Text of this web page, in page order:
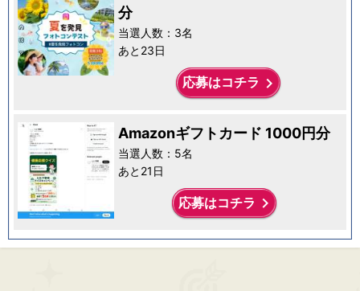
分
当選人数：3名
あと23日
応募はコチラ keyboard_arrow_right
Amazonギフトカード 1000円分
当選人数：5名
あと21日
応募はコチラ keyboard_arrow_right